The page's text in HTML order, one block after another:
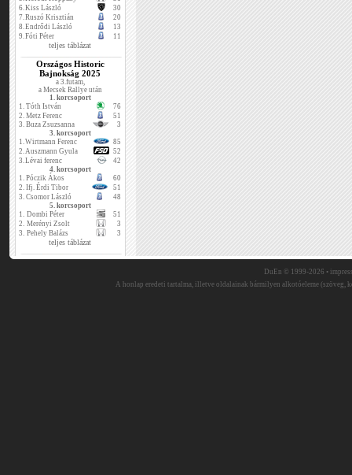
6.Kiss László
30
7.Ruszó Krisztián
20
8.Endrődi László
13
9.Fóti Péter 11
teljes táblázat
Országos Historic
Bajnokság 2025
a 3.futam,
a Mecsek Rallye után
1. korcsoport
1. Tóth István
76
2. Metz Ferenc
51
3. Buza Zsuzsanna
3
3. korcsoport
1.Wirtmann Ferenc
85
2.Auszmann Gyula
52
3.Lévai ferenc
42
4. korcsoport
1. Póczik Ákos
60
2. Ifj. Érdi Tibor
51
3. Csomor László
48
5. korcsoport
1. Dombi Péter
51
2. Merényi Zsolt
3
3. Pehely Balázs 3
teljes táblázat
DuEn © 1999-2026 •
A honlap eredeti tartalma, illetve oldalainak bármilyen alkotóeleme (szöveg,